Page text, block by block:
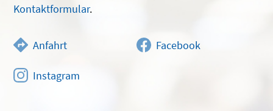
Kontaktformular.
Anfahrt Facebook
Instagram